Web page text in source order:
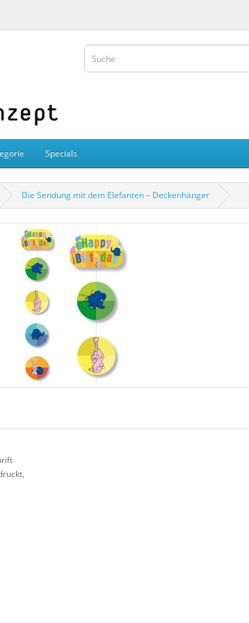
Specials
Die Sendung mit dem Elefanten – Deckenhänger